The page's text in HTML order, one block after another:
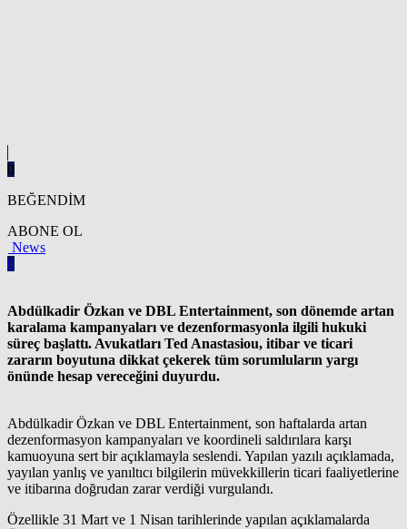
0
BEĞENDİM
ABONE OL
News
0
Abdülkadir Özkan ve DBL Entertainment, son dönemde artan
karalama kampanyaları ve dezenformasyonla ilgili hukuki
süreç başlattı. Avukatları Ted Anastasiou, itibar ve ticari
zararın boyutuna dikkat çekerek tüm sorumluların yargı
önünde hesap vereceğini duyurdu.
Abdülkadir Özkan ve DBL Entertainment, son haftalarda artan
dezenformasyon kampanyaları ve koordineli saldırılara karşı
kamuoyuna sert bir açıklamayla seslendi. Yapılan yazılı açıklamada,
yayılan yanlış ve yanıltıcı bilgilerin müvekkillerin ticari faaliyetlerine
ve itibarına doğrudan zarar verdiği vurgulandı.
Özellikle 31 Mart ve 1 Nisan tarihlerinde yapılan açıklamalarda